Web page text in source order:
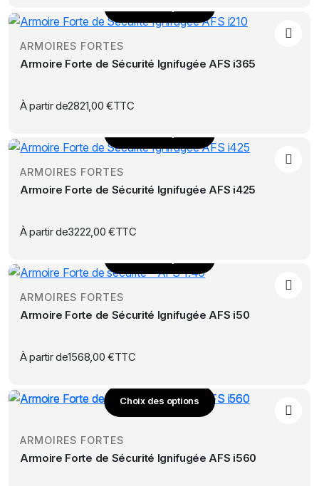
peuvent
être
choisies
sur
du
Ce
produit
a
plusieurs
Les
peuvent
être
choisies
sur
du
ARMOIRES FORTES
Armoire Forte de Sécurité Ignifugée AFS i365
À partir de2821,00 €TTC
Ce
produit
a
plusieurs
Les
peuvent
être
choisies
sur
du
ARMOIRES FORTES
Armoire Forte de Sécurité Ignifugée AFS i425
À partir de3222,00 €TTC
Ce
produit
a
plusieurs
Les
peuvent
être
choisies
sur
la
ARMOIRES FORTES
Armoire Forte de Sécurité Ignifugée AFS i50
À partir de1568,00 €TTC
Choix des options
Ce
a
plusieurs
ARMOIRES FORTES
Armoire Forte de Sécurité Ignifugée AFS i560